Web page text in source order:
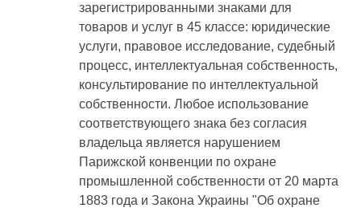
зарегистрированными знаками для
товаров и услуг в 45 классе: юридические
услуги, правовое исследование, судебный
процесс, интеллектуальная собственность,
консультирование по интеллектуальной
собственности. Любое использование
соответствующего знака без согласия
владельца является нарушением
Парижской конвенции по охране
промышленной собственности от 20 марта
1883 года и Закона Украины "Об охране